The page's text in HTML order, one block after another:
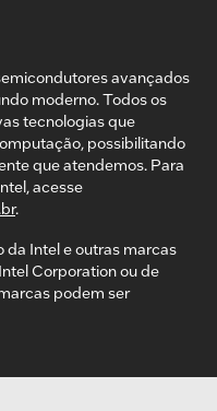
avançados
moderno. Todos os
tecnologias que
possibilitando
que atendemos. Para
acesse
.
Intel e outras marcas
Corporation ou de
podem ser